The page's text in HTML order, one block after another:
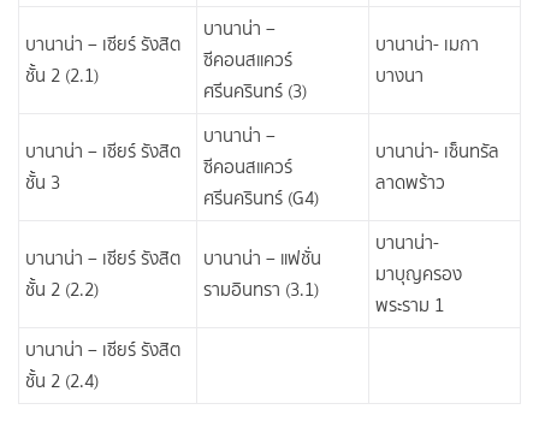
บานาน่า – เซียร์ รังสิต
ชั้น 2 (2.1)
บานาน่า –
ซีคอนสแควร์​
ศรีนครินทร์ (3)
บานาน่า- เมกา
บางนา
บานาน่า – เซียร์ รังสิต
ชั้น 3
บานาน่า –
ซีคอนสแควร์​
ศรีนครินทร์ (G4)
บานาน่า- เซ็นทรัล
ลาดพร้าว
บานาน่า – เซียร์ รังสิต
ชั้น 2 (2.2)
บานาน่า – แฟชั่น
รามอินทรา (3.1)
บานาน่า-
มาบุญครอง
พระราม 1
บานาน่า – เซียร์ รังสิต
ชั้น 2 (2.4)